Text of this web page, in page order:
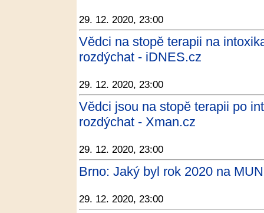
29. 12. 2020, 23:00
Vědci na stopě terapii na
rozdýchat - iDNES.cz
29. 12. 2020, 23:00
Vědci jsou na stopě terapii po
rozdýchat - Xman.cz
29. 12. 2020, 23:00
Brno: Jaký byl rok 2020 na
29. 12. 2020, 23:00